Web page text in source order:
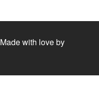
Made with love by